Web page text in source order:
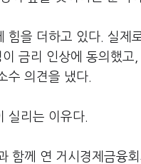
힘을 더하고 있다. 실제
금리 인상에 동의했고,
수 의견을 냈다.
실리는 이유다.
함께 연 거시경제금융